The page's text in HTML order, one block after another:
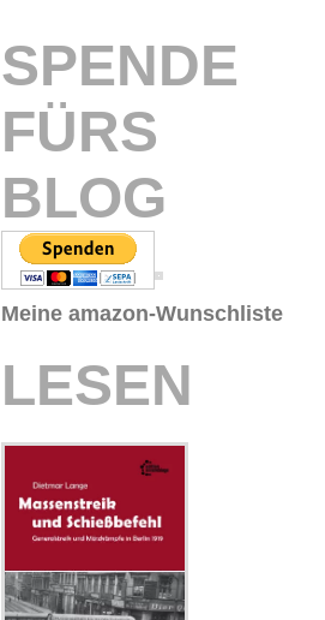
SPENDE
FÜRS
BLOG
Meine amazon-Wunschliste
LESEN